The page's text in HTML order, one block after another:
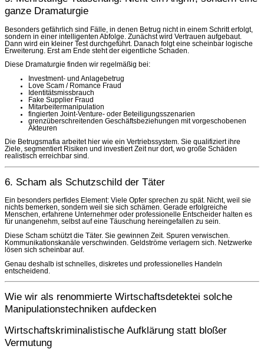
ganze Dramaturgie
Besonders gefährlich sind Fälle, in denen Betrug nicht in einem Schritt erfolgt,
sondern in einer intelligenten Abfolge. Zunächst wird Vertrauen aufgebaut.
Dann wird ein kleiner Test durchgeführt. Danach folgt eine scheinbar logische
Erweiterung. Erst am Ende steht der eigentliche Schaden.
Diese Dramaturgie finden wir regelmäßig bei:
Investment- und Anlagebetrug
Love Scam / Romance Fraud
Identitätsmissbrauch
Fake Supplier Fraud
Mitarbeitermanipulation
fingierten Joint-Venture- oder Beteiligungsszenarien
grenzüberschreitenden Geschäftsbeziehungen mit vorgeschobenen
Akteuren
Die Betrugsmafia arbeitet hier wie ein Vertriebssystem. Sie qualifiziert ihre
Ziele, segmentiert Risiken und investiert Zeit nur dort, wo große Schäden
realistisch erreichbar sind.
6. Scham als Schutzschild der Täter
Ein besonders perfides Element: Viele Opfer sprechen zu spät. Nicht, weil sie
nichts bemerken, sondern weil sie sich schämen. Gerade erfolgreiche
Menschen, erfahrene Unternehmer oder professionelle Entscheider halten es
für unangenehm, selbst auf eine Täuschung hereingefallen zu sein.
Diese Scham schützt die Täter. Sie gewinnen Zeit. Spuren verwischen.
Kommunikationskanäle verschwinden. Geldströme verlagern sich. Netzwerke
lösen sich scheinbar auf.
Genau deshalb ist schnelles, diskretes und professionelles Handeln
entscheidend.
Wie wir als renommierte Wirtschaftsdetektei solche
Manipulationstechniken aufdecken
Wirtschaftskriminalistische Aufklärung statt bloßer
Vermutung